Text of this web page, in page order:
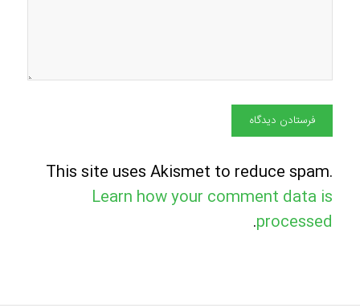
This site uses Akismet to reduce spam.
Learn how your comment data is
processed
.